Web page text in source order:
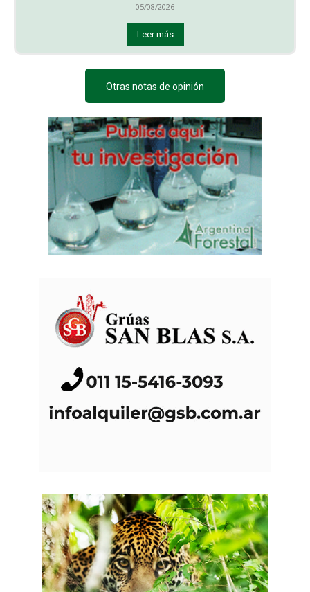
05/08/2026
Leer más
Otras notas de opinión